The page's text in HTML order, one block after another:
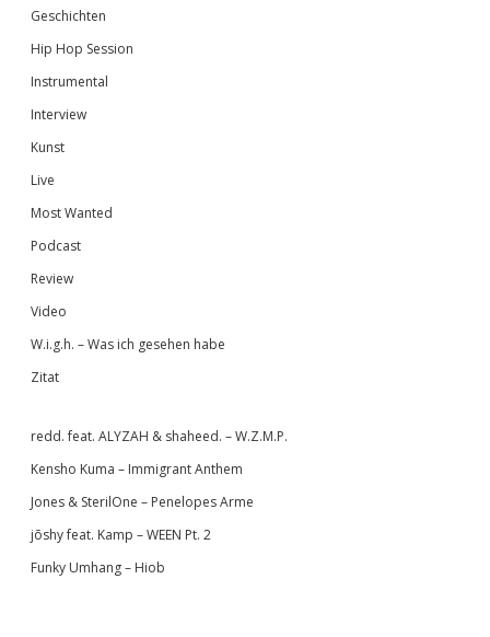
Geschichten
Hip Hop Session
Instrumental
Interview
Kunst
Live
Most Wanted
Podcast
Review
Video
W.i.g.h. – Was ich gesehen habe
Zitat
redd. feat. ALYZAH & shaheed. – W.Z.M.P.
Kensho Kuma – Immigrant Anthem
Jones & SterilOne – Penelopes Arme
jōshy feat. Kamp – WEEN Pt. 2
Funky Umhang – Hiob